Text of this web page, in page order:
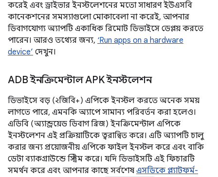
করেই এবং ড্রাইভার ইনস্টলেশনের মতো সাধারণ ইউএসবি
কানেকশনের সমস্যাগুলো মোকাবেলা না করেই, আপনার
ডিবাগযোগ্য অ্যাপটি একাধিক রিমোট ডিভাইসে ডেপ্লয় করতে
পারেন। আরও তথ্যের জন্য, ‘Run apps on a hardware
device’ দেখুন।
ADB ইনক্রিমেন্টাল APK ইনস্টলেশন
ডিভাইসে বড় (২জিবি+) এপিকে ইনস্টল করতে অনেক সময়
লাগতে পারে, এমনকি অ্যাপে সামান্য পরিবর্তন করা হলেও।
এডিবি (অ্যান্ড্রয়েড ডিবাগ ব্রিজ) ইনক্রিমেন্টাল এপিকে
ইনস্টলেশন এই প্রক্রিয়াটিকে ত্বরান্বিত করে। এটি অ্যাপটি চালু
করার জন্য প্রয়োজনীয় এপিকে ফাইল ইনস্টল করে এবং বাকি
ডেটা ব্যাকগ্রাউন্ডে স্ট্রিম করে। যদি ডিভাইসটি এই ফিচারটি
সমর্থন করে এবং আপনার কাছে সর্বশেষ এসডিকে প্ল্যাটফর্ম-